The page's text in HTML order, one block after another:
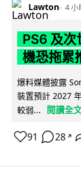
Lawton 4 小
PS6 及次
機恐拖累
爆料媒體披露
裝置預計 2027
較弱...
閱讀全
91 28 ↗